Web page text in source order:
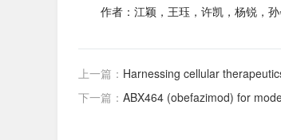
作者：江颖，王珏，许凯，杨锐，
上一篇： Harnessing cellular
下一篇： ABX464 (obefazimod) for moderate-to-severe,